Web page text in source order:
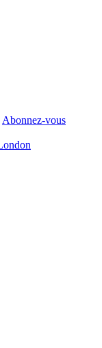
Abonnez-vous